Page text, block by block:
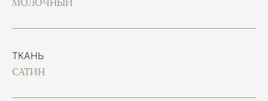
МОЛОЧНЫЙ
ТКАНЬ
САТИН